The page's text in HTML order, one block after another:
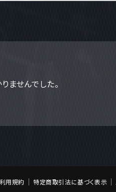
ませんでした。
利用規約 特定商取引法に基づく表示